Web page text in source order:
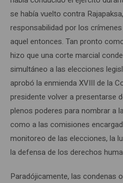
se había vuelto contra
responsabilidad por los
aquel entonces. Tan pronto
hizo que una corte marcial
simultáneo a las elecciones
aprobó la enmienda XVIII de la
presidente volver a presentarse
plenos poderes para nombrar a
como a las comisiones
monitoreo de las elecciones, la
la defensa de los derechos
Paradójicamente, las condenas